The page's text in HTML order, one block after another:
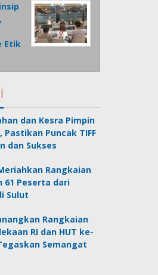
Etik
dan Kesra Pimpin
Pastikan Puncak TIFF
dan Sukses
Rangkaian
61 Peserta dari
Sulut
Rangkaian
RI dan HUT ke-
Semangat